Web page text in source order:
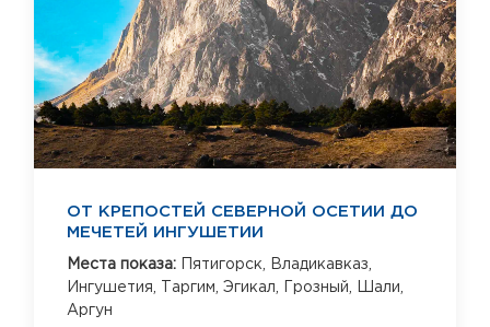
ОТ КРЕПОСТЕЙ СЕВЕРНОЙ ОСЕТИИ ДО
МЕЧЕТЕЙ ИНГУШЕТИИ
Места показа: Пятигорск,
Владикавказ,
Ингушетия,
Таргим, Эгикал, Грозный,
Шали,
Аргун